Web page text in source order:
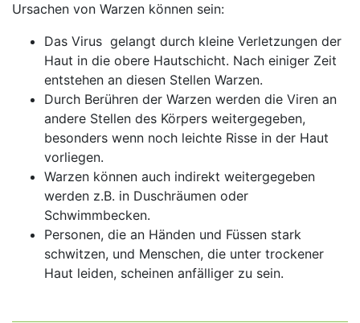
Ursachen von Warzen können sein:
Das Virus gelangt durch kleine Verletzungen der
Haut in die obere Hautschicht. Nach einiger Zeit
entstehen an diesen Stellen Warzen.
Durch Berühren der Warzen werden die Viren an
andere Stellen des Körpers weitergegeben,
besonders wenn noch leichte Risse in der Haut
vorliegen.
Warzen können auch indirekt weitergegeben
werden z.B. in Duschräumen oder
Schwimmbecken.
Personen, die an Händen und Füssen stark
schwitzen, und Menschen, die unter trockener
Haut leiden, scheinen anfälliger zu sein.